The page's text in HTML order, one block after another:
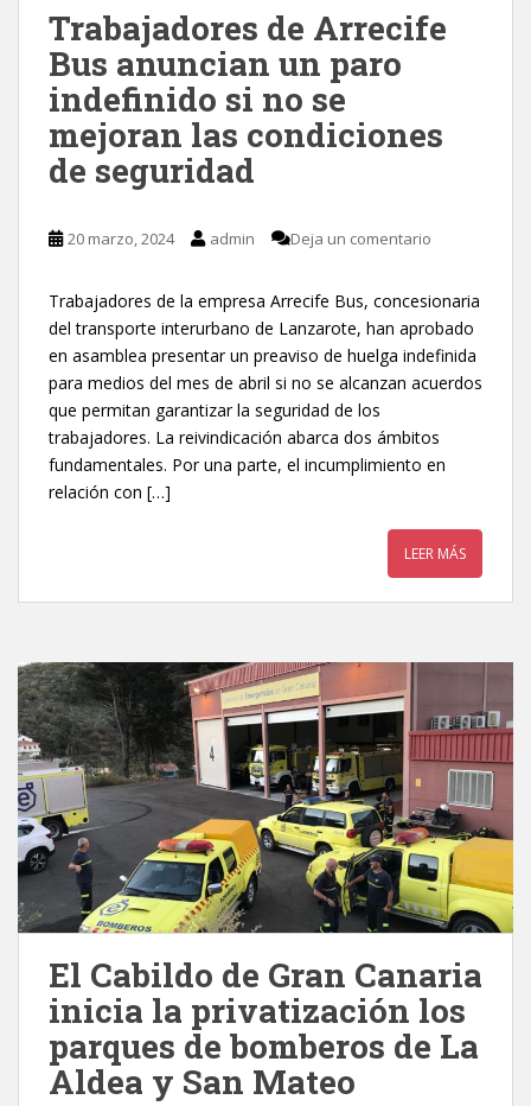
Trabajadores de Arrecife
Bus anuncian un paro
indefinido si no se
mejoran las condiciones
de seguridad
20 marzo, 2024 admin Deja un comentario
Trabajadores de la empresa Arrecife Bus, concesionaria
del transporte interurbano de Lanzarote, han aprobado
en asamblea presentar un preaviso de huelga indefinida
para medios del mes de abril si no se alcanzan acuerdos
que permitan garantizar la seguridad de los
trabajadores. La reivindicación abarca dos ámbitos
fundamentales. Por una parte, el incumplimiento en
relación con […]
LEER MÁS
El Cabildo de Gran Canaria
inicia la privatización los
parques de bomberos de La
Aldea y San Mateo